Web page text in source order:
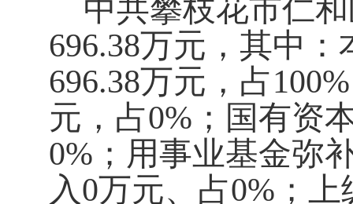
中共攀枝花市仁
696.38万元，其中：
696.38万元，占100%
元，占0% ；国有资
0% ；用事业基金弥
入0万元、占0% ；